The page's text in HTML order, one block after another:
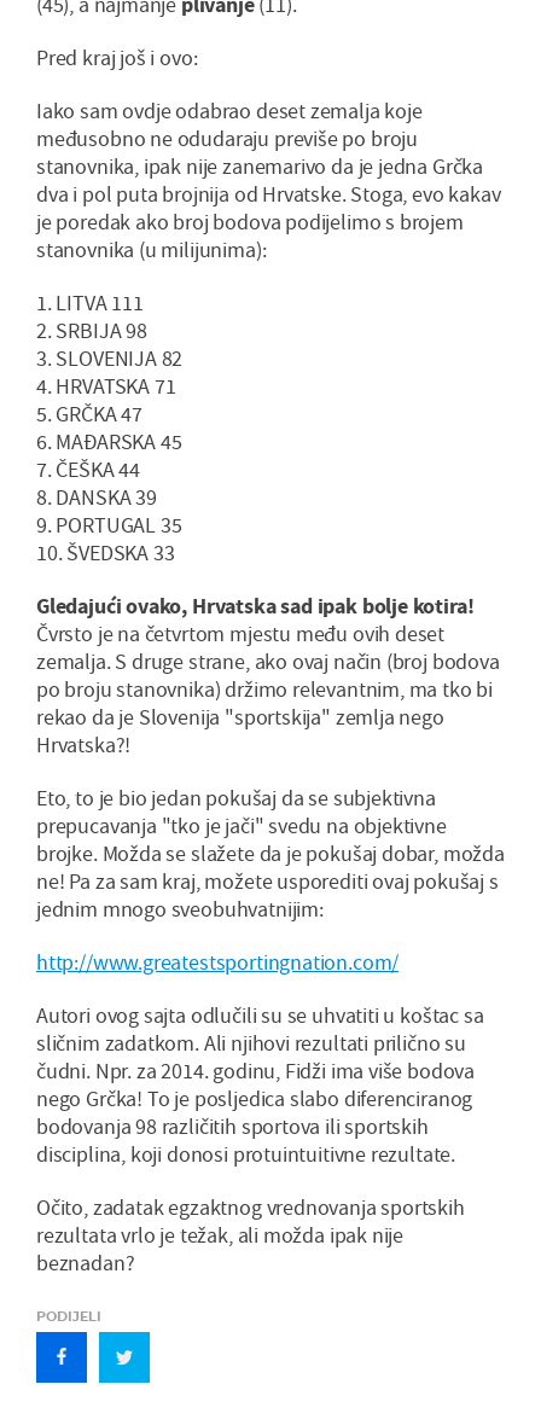
Pred kraj još i ovo:
Iako sam ovdje odabrao deset zemalja koje
međusobno ne odudaraju previše po broju
stanovnika, ipak nije zanemarivo da je jedna Grčka
dva i pol puta brojnija od Hrvatske. Stoga, evo kakav
je poredak ako broj bodova podijelimo s brojem
stanovnika (u milijunima):
1. LITVA 111
2. SRBIJA 98
3. SLOVENIJA 82
4. HRVATSKA 71
5. GRČKA 47
6. MAĐARSKA 45
7. ČEŠKA 44
8. DANSKA 39
9. PORTUGAL 35
10. ŠVEDSKA 33
Gledajući ovako, Hrvatska sad ipak bolje kotira!
Čvrsto je na četvrtom mjestu među ovih deset
zemalja. S druge strane, ako ovaj način (broj bodova
po broju stanovnika) držimo relevantnim, ma tko bi
rekao da je Slovenija "sportskija" zemlja nego
Hrvatska?!
Eto, to je bio jedan pokušaj da se subjektivna
prepucavanja "tko je jači" svedu na objektivne
brojke. Možda se slažete da je pokušaj dobar, možda
ne! Pa za sam kraj, možete usporediti ovaj pokušaj s
jednim mnogo sveobuhvatnijim:
http://www.greatestsportingnation.com/
Autori ovog sajta odlučili su se uhvatiti u koštac sa
sličnim zadatkom. Ali njihovi rezultati prilično su
čudni. Npr. za 2014. godinu, Fidži ima više bodova
nego Grčka! To je posljedica slabo diferenciranog
bodovanja 98 različitih sportova ili sportskih
disciplina, koji donosi protuintuitivne rezultate.
Očito, zadatak egzaktnog vrednovanja sportskih
rezultata vrlo je težak, ali možda ipak nije
beznadan?
PODIJELI